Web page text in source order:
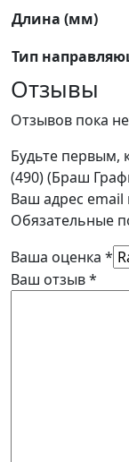
Длина (мм)
Тип
Отзывы
Отзывов пока
Будьте первым,
(490) (Браш
Ваш адрес email
Обязательные
Ваша оценка *
Ваш отзыв*